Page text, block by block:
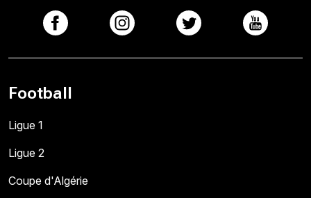
Football
Ligue 1
Ligue 2
Coupe d'Algérie